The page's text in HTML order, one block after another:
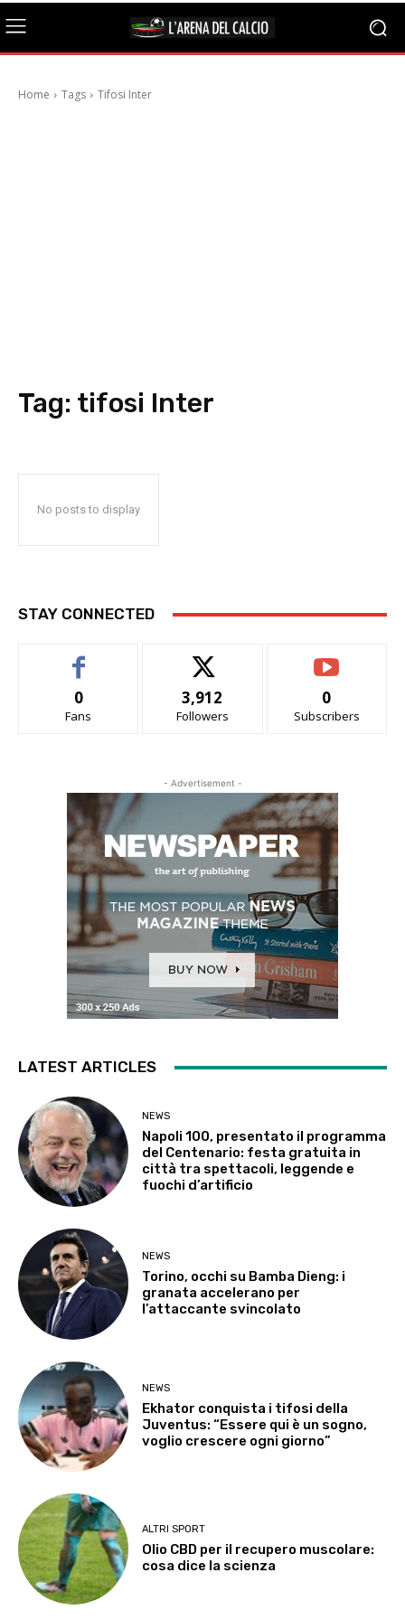
Home Tags Tifosi Inter
Tag: tifosi Inter
No posts to display
STAY CONNECTED
0
Fans
3,912
Followers
0
Subscribers
- Advertisement -
LATEST ARTICLES
NEWS
Napoli 100, presentato il programma
del Centenario: festa gratuita in
città tra spettacoli, leggende e
fuochi d’artificio
NEWS
Torino, occhi su Bamba Dieng: i
granata accelerano per
l’attaccante svincolato
NEWS
Ekhator conquista i tifosi della
Juventus: “Essere qui è un sogno,
voglio crescere ogni giorno”
ALTRI SPORT
Olio CBD per il recupero muscolare:
cosa dice la scienza